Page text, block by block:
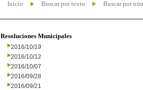
Inicio Buscar por texto Buscar por
Resoluciones Municipales
2016/10/19
2016/10/12
2016/10/07
2016/09/28
2016/09/21